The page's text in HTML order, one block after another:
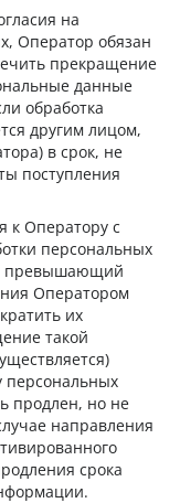
на
Оператор обязан
прекращение
данные
обработка
другим лицом,
в срок, не
поступления
к Оператору с
персональных
превышающий
Оператором
их
такой
продлен, но не
направления
срока